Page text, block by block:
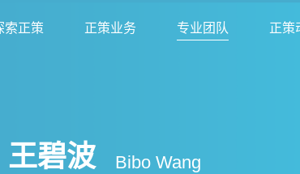
索正策 正策业务 专业团队 正策
王碧波 Bibo Wang